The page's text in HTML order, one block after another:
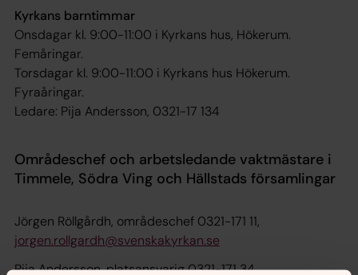
Kyrkans barntimmar
Onsdagar kl. 9:00-11:00 i Kyrkans hus, Hökerum.
Femåringar.
Torsdagar kl. 9:00-11:00 i Kyrkans hus Hökerum.
Fyraåringar.
Ledare: Pija Andersson, 0321-17 134
Områdeschef och arbetsledande vaktmästare i
Timmele, Södra Ving och Hällstads församlingar
Jörgen Röllgårdh, områdeschef 0321-171 11,
jorgen.rollgardh@svenskakyrkan.se
Pija Andersson, platsansvarig 0321-171 34,